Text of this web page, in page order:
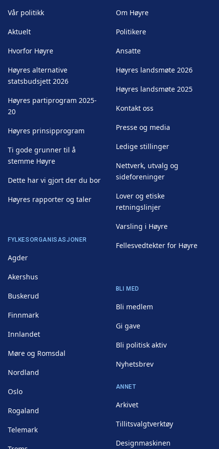
Vår politikk
Aktuelt
Hvorfor Høyre
Høyres alternative
statsbudsjett 2026
Høyres partiprogram 2025-
20
Høyres prinsipprogram
Ti gode grunner til å
stemme Høyre
Dette har vi gjort der du bor
Høyres rapporter og taler
Om Høyre
Politikere
Ansatte
Høyres landsmøte 2026
Høyres landsmøte 2025
Kontakt oss
Presse og media
Ledige stillinger
Nettverk, utvalg og
sideforeninger
Lover og etiske
retningslinjer
Varsling i Høyre
Fellesvedtekter for Høyre
FYLKESORGANISASJONER
Agder
Akershus
Buskerud
Finnmark
Innlandet
Møre og Romsdal
Nordland
Oslo
Rogaland
Telemark
BLI MED
Bli medlem
Gi gave
Bli politisk aktiv
Nyhetsbrev
ANNET
Arkivet
Tillitsvalgtverktøy
Designmaskinen